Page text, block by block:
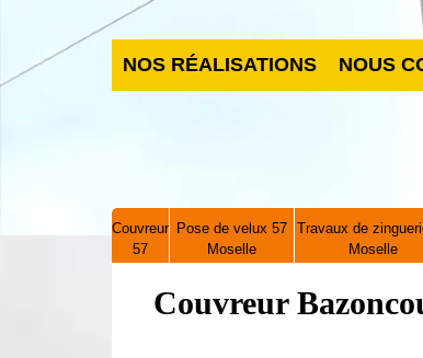
NOS RÉALISATIONS NOUS
Couvreur
57
Pose de velux 57
Moselle
Travaux de
Moselle
Couvreur